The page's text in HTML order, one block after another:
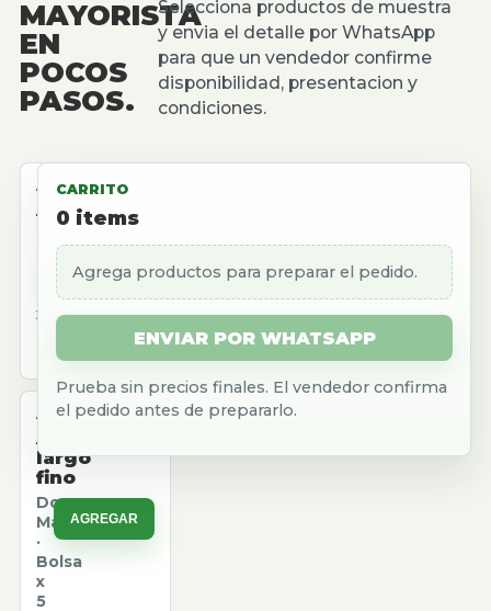
MAYORISTA
EN
POCOS
PASOS.
Selecciona productos de muestra
y envia el detalle por WhatsApp
para que un vendedor confirme
disponibilidad, presentacion y
condiciones.
ALMACEN
Aceite
girasol
Natura
Caja
x
AGREGAR
ALMACEN
Arroz
largo
fino
Don
Marcos
·
Bolsa
x
5
AGREGAR
CARRITO
0 items
Agrega productos para preparar el pedido.
ENVIAR POR WHATSAPP
Prueba sin precios finales. El vendedor confirma
el pedido antes de prepararlo.